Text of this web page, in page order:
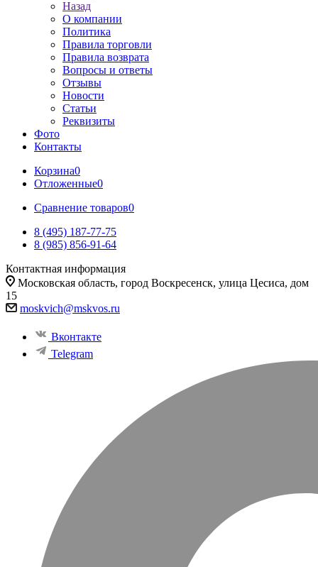
Назад
О компании
Политика
Правила торговли
Правила возврата
Вопросы и ответы
Отзывы
Новости
Статьи
Реквизиты
Фото
Контакты
Корзина0
Отложенные0
Сравнение товаров0
8 (495) 187-77-75
8 (985) 856-91-64
Контактная информация
Московская область, город Воскресенск, улица Цесиса, дом
15
moskvich@mskvos.ru
Вконтакте
Telegram